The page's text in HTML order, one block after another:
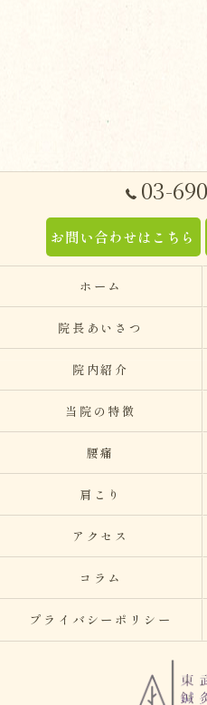
03-
お問い合わせはこちら
ホーム
院長あいさつ
院内紹介
当院の特徴
腰痛
肩こり
アクセス
コラム
プライバシーポリシー